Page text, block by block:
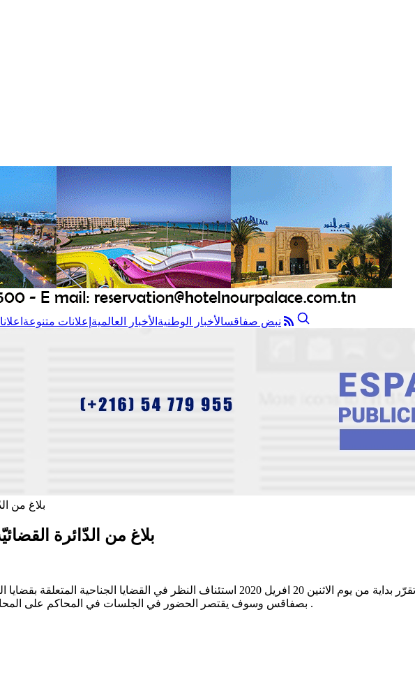
نبض صفاقسالأخبار الوطنية الأخبار العالمية إعلانات متنوعة
بلاغ من الدّائرة
افادنا السيد مراد التركي الناطق الرسمي باسم محاكم صفاقس انه تقرّر بداية من يوم الاثنين 20 افريل 2020
بصفاقس وسوف يقتصر الحضور في الجلسات في المحاكم على المحامين والموقوفين والهيئة القضائية دون غيرهم .